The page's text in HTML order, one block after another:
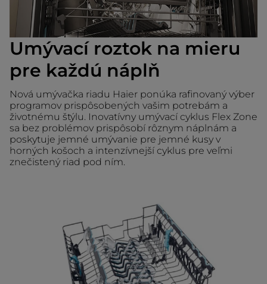
Umývací roztok na mieru
pre každú náplň
Nová umývačka riadu Haier ponúka rafinovaný výber
programov prispôsobených vašim potrebám a
životnému štýlu. Inovatívny umývací cyklus Flex Zone
sa bez problémov prispôsobí rôznym náplnám a
poskytuje jemné umývanie pre jemné kusy v
horných košoch a intenzívnejší cyklus pre veľmi
znečistený riad pod ním.